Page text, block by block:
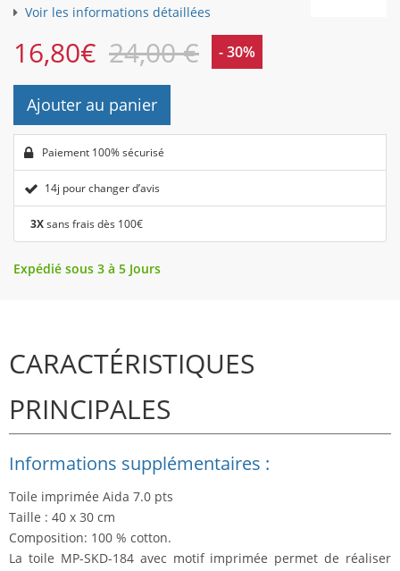
Voir les informations détaillées
16,80€ 24,00 € - 30%
Ajouter au panier
Paiement 100% sécurisé
14j pour changer d’avis
3Xsans frais dès 100€
Expédié sous 3 à 5 Jours
CARACTÉRISTIQUES
PRINCIPALES
Informations supplémentaires :
Toile imprimée Aida 7.0 pts
Taille : 40 x 30 cm
Composition: 100 % cotton.
La toile MP-SKD-184 avec motif imprimée permet de réaliser